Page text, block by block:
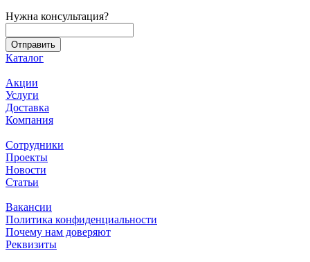
Нужна консультация?
Каталог
Акции
Услуги
Доставка
Компания
Сотрудники
Проекты
Новости
Статьи
Вакансии
Политика конфиденциальности
Почему нам доверяют
Реквизиты